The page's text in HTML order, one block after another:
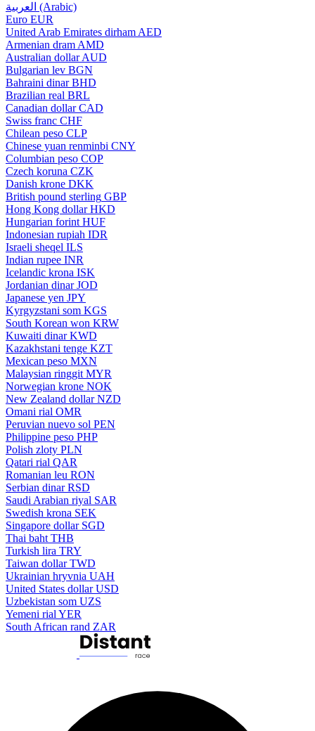
العربية (Arabic)
Euro EUR
United Arab Emirates dirham AED
Armenian dram AMD
Australian dollar AUD
Bulgarian lev BGN
Bahraini dinar BHD
Brazilian real BRL
Canadian dollar CAD
Swiss franc CHF
Chilean peso CLP
Chinese yuan renminbi CNY
Columbian peso COP
Czech koruna CZK
Danish krone DKK
British pound sterling GBP
Hong Kong dollar HKD
Hungarian forint HUF
Indonesian rupiah IDR
Israeli sheqel ILS
Indian rupee INR
Icelandic krona ISK
Jordanian dinar JOD
Japanese yen JPY
Kyrgyzstani som KGS
South Korean won KRW
Kuwaiti dinar KWD
Kazakhstani tenge KZT
Mexican peso MXN
Malaysian ringgit MYR
Norwegian krone NOK
New Zealand dollar NZD
Omani rial OMR
Peruvian nuevo sol PEN
Philippine peso PHP
Polish zloty PLN
Qatari rial QAR
Romanian leu RON
Serbian dinar RSD
Saudi Arabian riyal SAR
Swedish krona SEK
Singapore dollar SGD
Thai baht THB
Turkish lira TRY
Taiwan dollar TWD
Ukrainian hryvnia UAH
United States dollar USD
Uzbekistan som UZS
Yemeni rial YER
South African rand ZAR